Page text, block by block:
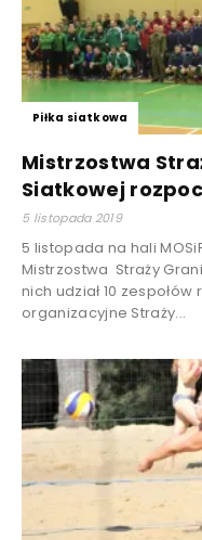
Piłka siatkowa
Mistrzostwa
Siatkowej
5 listopada 2019
5 listopada na hali
Mistrzostwa Straży
nich udział 10
organizacyjne Straży...